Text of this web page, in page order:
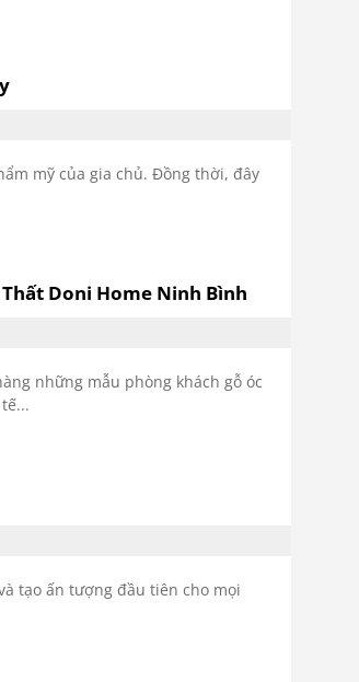
mỹ của gia chủ. Đồng thời, đây
Doni Home Ninh Bình
những mẫu phòng khách gỗ óc
tạo ấn tượng đầu tiên cho mọi